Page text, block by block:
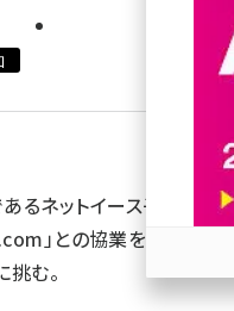
るネットイース子会社
」との協業を強化
挑む。
参